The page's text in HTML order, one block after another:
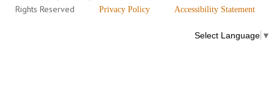
Rights Reserved
Privacy Policy Accessibility Statement
Select Language ▼